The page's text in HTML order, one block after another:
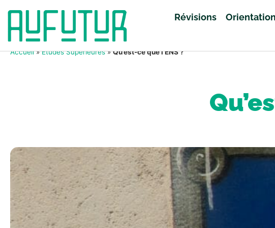
Révisions Orientation
Accueil»Études Supérieures»Qu’est-ce que l’ENS ?